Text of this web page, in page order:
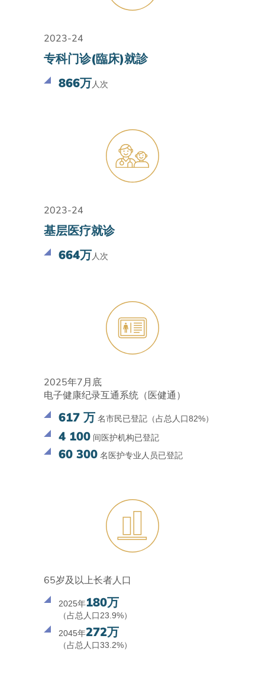
2023-24
专科门诊(臨床)就診
866万人次
2023-24
基层医疗就诊
664万人次
2025年7月底
电子健康纪录互通系统（医健通）
617 万 名市民已登記（占总人口82%）
4 100 间医护机构已登記
60 300 名医护专业人员已登記
65岁及以上长者人口
2025年180万
（占总人口23.9%）
2045年272万
（占总人口33.2%）